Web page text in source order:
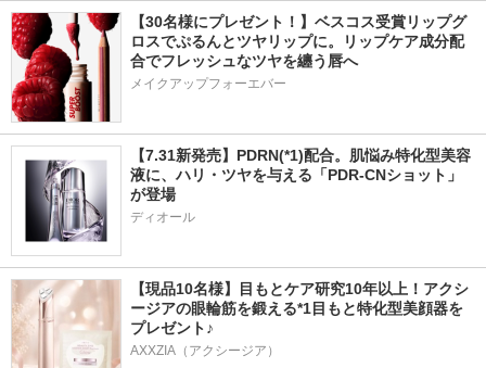
【30名様にプレゼント！】ベスコス受賞リップグ
ロスでぷるんとツヤリップに。リップケア成分配
合でフレッシュなツヤを纏う唇へ
メイクアップフォーエバー
【7.31新発売】PDRN(*1)配合。肌悩み特化型美容
液に、ハリ・ツヤを与える「PDR-CNショット」
が登場
ディオール
【現品10名様】目もとケア研究10年以上！アクシ
ージアの眼輪筋を鍛える*1目もと特化型美顔器を
プレゼント♪
AXXZIA（アクシージア）